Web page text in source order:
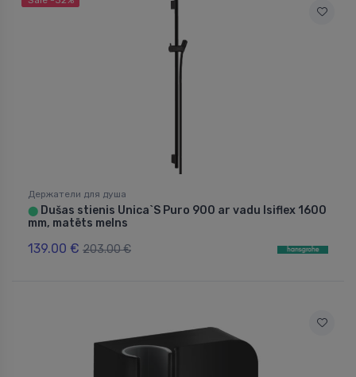
Держатели для душа
⬤ Dušas stienis Unica`S Puro 900 ar vadu Isiflex 1600
mm, matēts melns
139.00 € 203.00 €